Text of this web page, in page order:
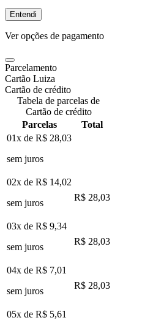
Entendi
Ver opções de pagamento
Parcelamento
Cartão Luiza
Cartão de crédito
Tabela de parcelas de
Cartão de crédito
Parcelas
Total
01x de R$ 28,03
sem juros
02x de R$ 14,02
sem juros
R$ 28,03
03x de R$ 9,34
sem juros
R$ 28,03
04x de R$ 7,01
sem juros
R$ 28,03
05x de R$ 5,61